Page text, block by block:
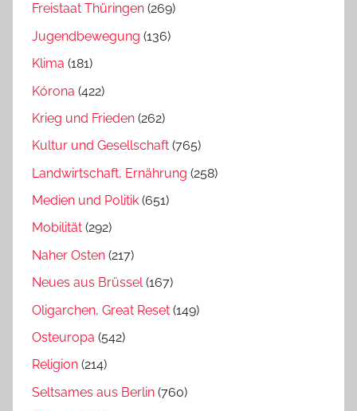
Freistaat Thüringen (269)
Jugendbewegung (136)
Klima (181)
Kórona (422)
Krieg und Frieden (262)
Kultur und Gesellschaft (765)
Landwirtschaft, Ernährung (258)
Medien und Politik (651)
Mobilität (292)
Naher Osten (217)
Neues aus Brüssel(167)
Oligarchen, Great Reset (149)
Osteuropa (542)
Religion (214)
Seltsames aus Berlin (760)